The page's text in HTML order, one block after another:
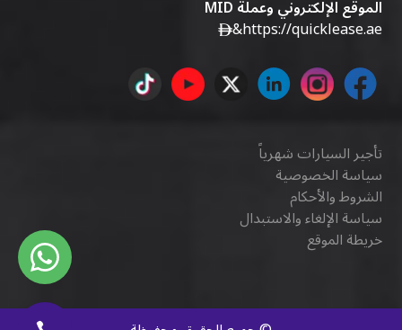
الموقع الإلكتروني وعملة MID
https://quicklease.ae
&
تأجير السيارات شهرياً
سياسة الخصوصية
الشروط والأحكام
سياسة الإلغاء والاستبدال
خريطة الموقع